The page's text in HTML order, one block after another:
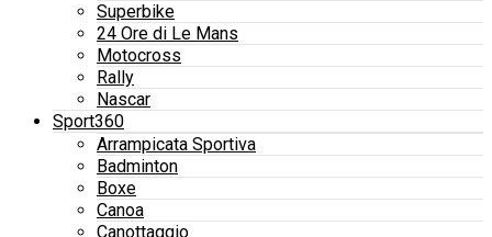
Superbike
24 Ore di Le Mans
Motocross
Rally
Nascar
Sport360
Arrampicata Sportiva
Badminton
Boxe
Canoa
Canottaggio